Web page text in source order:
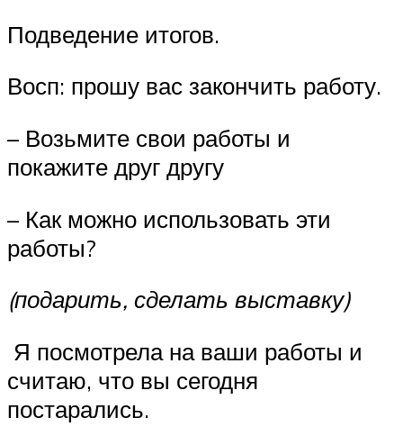
Подведение итогов.
Восп: прошу вас закончить работу.
– Возьмите свои работы и
покажите друг другу
– Как можно использовать эти
работы?
(подарить, сделать выставку)
Я посмотрела на ваши работы и
считаю, что вы сегодня
постарались.